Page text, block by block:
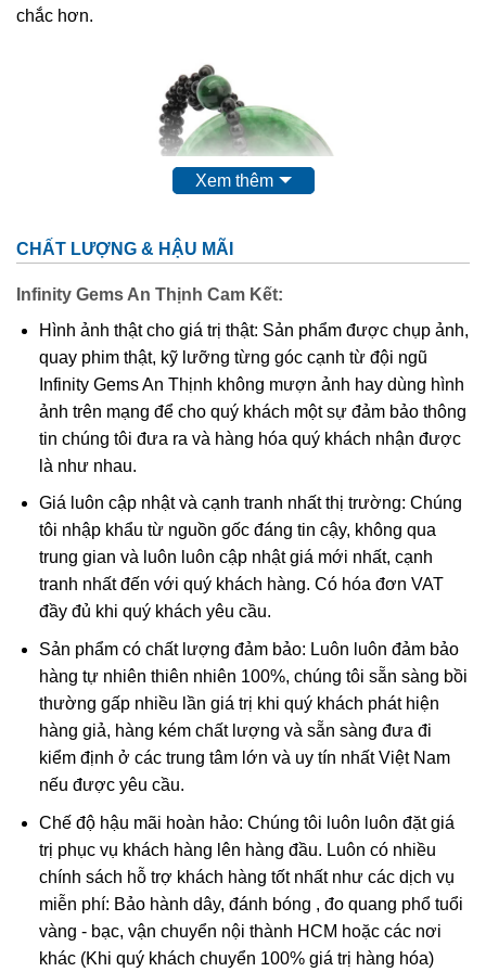
chắc hơn.
Hiện Nay Trên Thị Trường Quốc Tế, Đá Cẩm Thạch (Jadeite)
được ưa Chuộng Và Có Giá Trị Cao
Tên Jade bắt nguồn từ tiếng Tây Ban Nha “piedra de
ijada”, có nghĩa là “đá đau đớn ở bên cạnh”. Nó được đặt
tên theo cách này sau khi các nhà thám hiểm người Tây
Ban Nha thấy những người bản xứ ở Trung Mỹ đang nắm
giữ những mảnh Cẩm thạch bên cạnh tin rằng nó có thể
chữa bệnh. Người Trung Quốc coi ngọc là “yu”, có nghĩa là
“thiên đường” hay “đế quốc”. Vì vậy, nó được coi là viên
ngọc quý trong văn hoá Trung Quốc. Ở Trung Quốc, Cẩm
thạch đã được tìm thấy trong các ngôi mộ của vua Shang.
Cách xử lý tăng vẻ đẹp thường gặp:
Ngày nay người ta thường xử lý đá cẩm thạch để tạo cho
chúng dáng vẻ đẹp hơn, bền hơn và dễ bán hơn. Dựa vào
bản chất xử lý, thị trường chia cẩm thạch tự nhiên làm 3
tẩy rửa tạp chất và xử lý phủ keo; Loại C – tẩm màu.
Sau khi tẩy rửa các tạp chất màu tối dính trên bề mặt,
người ta phủ keo (một loại nhựa tổng hợp không màu
hoặc có màu phớt lục nhạt) lên bề mặt và lấp vào trong các
vi lỗ rỗng, khe nứt của cẩm thạch. Đây là phương pháp
Xem thêm
CHẤT LƯỢNG & HẬU MÃI
Infinity Gems An Thịnh Cam Kết:
Hình ảnh thật cho giá trị thật: Sản phẩm được chụp ảnh,
quay phim thật, kỹ lưỡng từng góc cạnh từ đội ngũ
Infinity Gems An Thịnh không mượn ảnh hay dùng hình
ảnh trên mạng để cho quý khách một sự đảm bảo thông
tin chúng tôi đưa ra và hàng hóa quý khách nhận được
là như nhau.
Giá luôn cập nhật và cạnh tranh nhất thị trường: Chúng
tôi nhập khẩu từ nguồn gốc đáng tin cậy, không qua
trung gian và luôn luôn cập nhật giá mới nhất, cạnh
tranh nhất đến với quý khách hàng. Có hóa đơn VAT
đầy đủ khi quý khách yêu cầu.
Sản phẩm có chất lượng đảm bảo: Luôn luôn đảm bảo
hàng tự nhiên thiên nhiên 100%, chúng tôi sẵn sàng bồi
thường gấp nhiều lần giá trị khi quý khách phát hiện
hàng giả, hàng kém chất lượng và sẵn sàng đưa đi
kiểm định ở các trung tâm lớn và uy tín nhất Việt Nam
nếu được yêu cầu.
Chế độ hậu mãi hoàn hảo: Chúng tôi luôn luôn đặt giá
trị phục vụ khách hàng lên hàng đầu. Luôn có nhiều
chính sách hỗ trợ khách hàng tốt nhất như các dịch vụ
miễn phí: Bảo hành dây, đánh bóng , đo quang phổ tuổi
vàng - bạc, vận chuyển nội thành HCM hoặc các nơi
khác (Khi quý khách chuyển 100% giá trị hàng hóa)